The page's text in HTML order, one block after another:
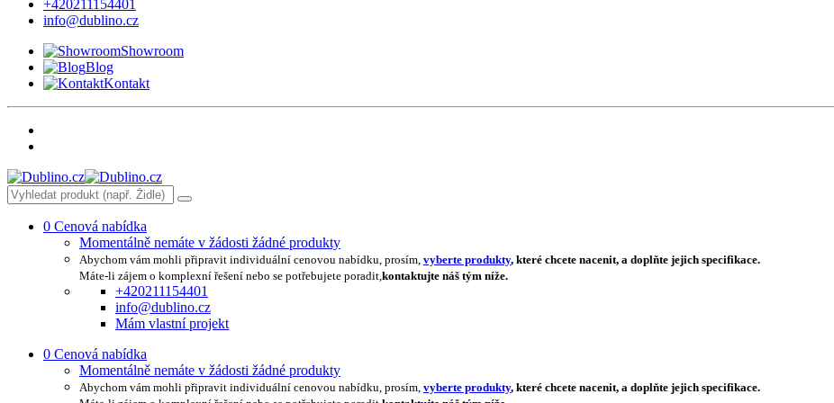
+420211154401
info@dublino.cz
Showroom
Blog
Kontakt
0 Cenová nabídka
Momentálně nemáte v žádosti žádné produkty
Abychom vám mohli připravit individuální cenovou nabídku, prosím, vyberte produkty, které chcete nacenit, a doplňte jejich specifikace.
Máte-li zájem o komplexní řešení nebo se potřebujete poradit,kontaktujte náš tým níže.
+420211154401
info@dublino.cz
Mám vlastní projekt
0 Cenová nabídka
Momentálně nemáte v žádosti žádné produkty
Abychom vám mohli připravit individuální cenovou nabídku, prosím, vyberte produkty, které chcete nacenit, a doplňte jejich specifikace.